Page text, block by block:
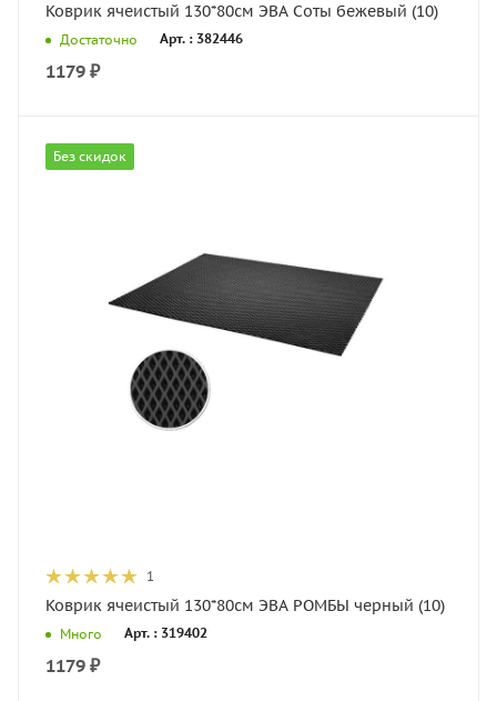
Коврик ячеистый 130*80см ЭВА Соты бежевый (10)
Достаточно Арт. : 382446
1179 ₽
Без скидок
1
Коврик ячеистый 130*80см ЭВА РОМБЫ черный (10)
Много Арт. : 319402
1179 ₽